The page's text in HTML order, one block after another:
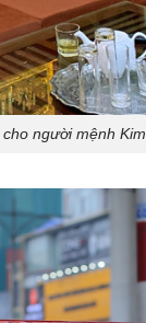
người mệnh Kim